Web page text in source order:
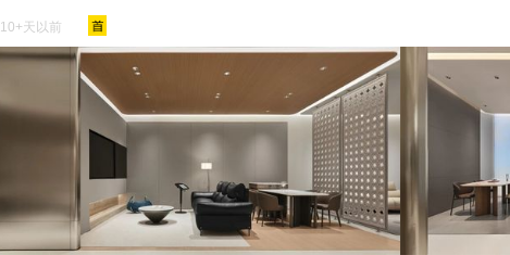
10+天以前